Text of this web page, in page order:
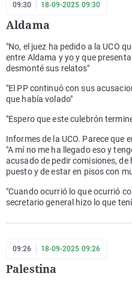
09:30 18-09-2025 09:30
Aldama
"No, el juez ha pedido a la UCO
entre Aldama y yo y que
desmonté sus relatos"
"El PP continuó con sus
que había volado"
"Espero que este culebrón
Informes de la UCO. Parece que
"A mí no me ha llegado eso y
acusado de pedir comisiones,
puesto y de estar en pisos con
"Cuando ocurrió lo que ocurrió
secretario general hizo lo que
09:26 18-09-2025 09:26
Palestina